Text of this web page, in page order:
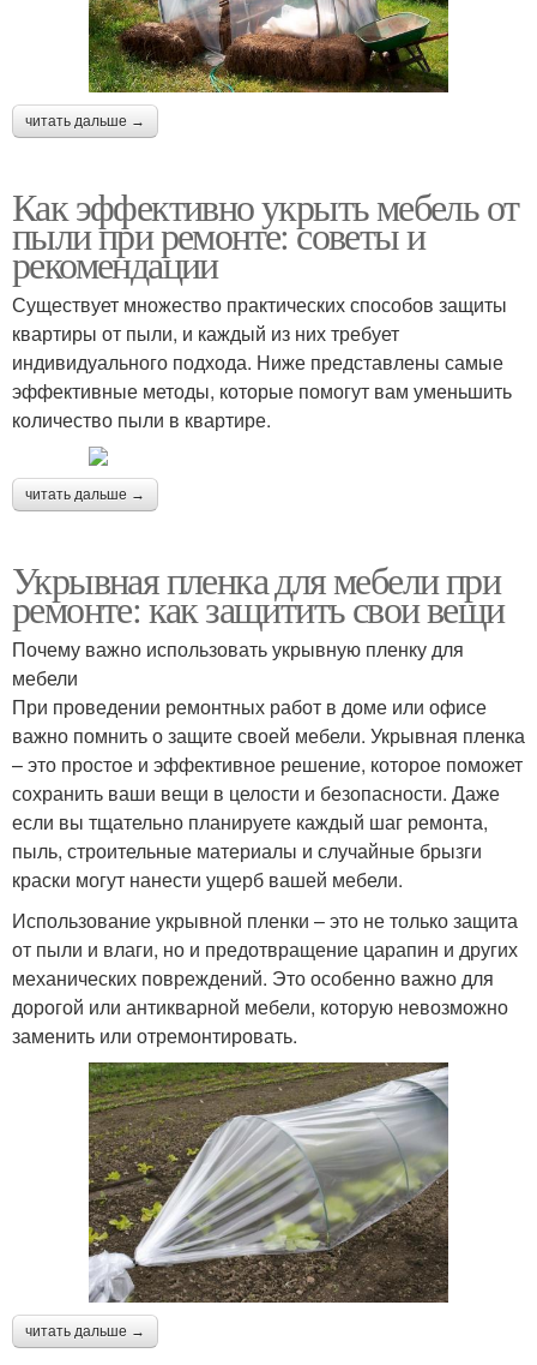
читать дальше →
Как эффективно укрыть мебель от
пыли при ремонте: советы и
рекомендации
Существует множество практических способов защиты
квартиры от пыли, и каждый из них требует
индивидуального подхода. Ниже представлены самые
эффективные методы, которые помогут вам уменьшить
количество пыли в квартире.
читать дальше →
Укрывная пленка для мебели при
ремонте: как защитить свои вещи
Почему важно использовать укрывную пленку для
мебели
При проведении ремонтных работ в доме или офисе
важно помнить о защите своей мебели. Укрывная пленка
– это простое и эффективное решение, которое поможет
сохранить ваши вещи в целости и безопасности. Даже
если вы тщательно планируете каждый шаг ремонта,
пыль, строительные материалы и случайные брызги
краски могут нанести ущерб вашей мебели.
Использование укрывной пленки – это не только защита
от пыли и влаги, но и предотвращение царапин и других
механических повреждений. Это особенно важно для
дорогой или антикварной мебели, которую невозможно
заменить или отремонтировать.
читать дальше →